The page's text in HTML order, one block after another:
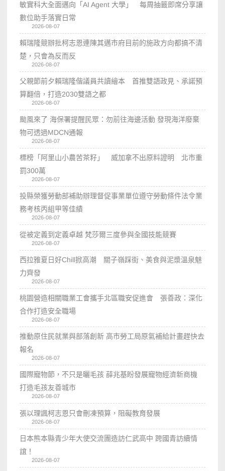
敏實科大全面邁向「AI Agent 大學」 每周抽籤即席分享讓
數位助手落實日常
2026-08-07
賴瑞隆競辦批柯志恩連陳其邁市府目前的施政方向都搞不清
楚，只會為反而反
2026-08-07
父親節前夕賴瑞隆偕議員共讀繪本 首推雙語政見、承諾預
算翻倍，打造2030雙語之都
2026-08-07
颱風來了 海保署提醒民眾：勿前往海邊活動 發現海洋廢棄
物可透過MDCN通報
2026-08-07
標榜「阿里山小農苦茶籽」 威加拿不出原料證明 北市重
罰300萬
2026-08-07
投縣榮獲勞動部補助辦理督促事業單位遵守勞動條件法令業
務考核丙組甲等佳績
2026-08-07
從被定義到定義卓越 梵莎爾三度參與全國技能競賽
2026-08-07
西拉雅夏日好Chill掀高潮 關子嶺踩街、美食與泥漿溫泉魅
力齊發
2026-08-07
桃園營造相關職業工會攜手北區職安促進會 張善政：深化
合作打造安全職場
2026-08-07
推動原住民就業與部落創新 高市勞工局原氣補給計畫趕快去
報名
2026-08-07
國際寵物節，不只是曬毛孩 薛兆基盼發展寵物經濟新商機
打造毛孩友善城市
2026-08-07
張以理諷柯志恩只會刪凍預算，阻礙教育發展
2026-08-07
日本熊本縣青少年大使交流團造訪仁武高中 跨國青訪續情
誼！
2026-08-07